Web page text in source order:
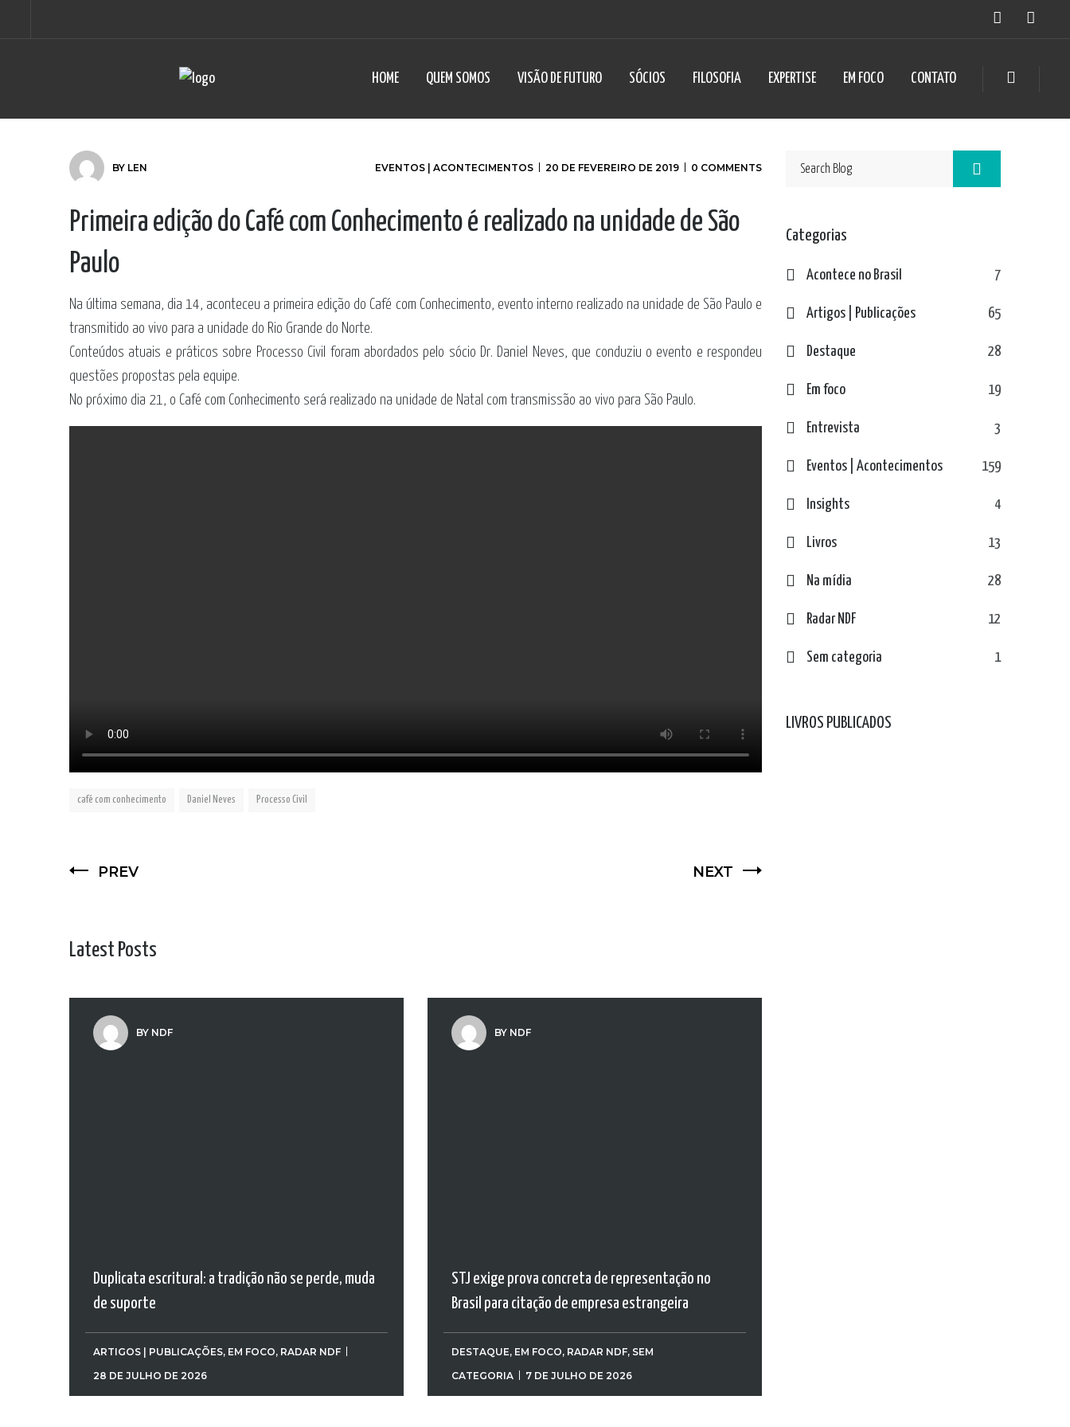
HOME QUEM SOMOS VISÃO DE FUTURO SÓCIOS FILOSOFIA EXPERTISE EM FOCO CONTATO
BY LEN EVENTOS | ACONTECIMENTOS 20 DE FEVEREIRO DE 2019 0 COMMENTS
Primeira edição do Café com Conhecimento é realizado na unidade de São
Paulo
Na última semana, dia 14, aconteceu a primeira edição do Café com Conhecimento, evento interno realizado na unidade de São Paulo e
transmitido ao vivo para a unidade do Rio Grande do Norte.
Conteúdos atuais e práticos sobre Processo Civil foram abordados pelo sócio Dr. Daniel Neves, que conduziu o evento e respondeu
questões propostas pela equipe.
No próximo dia 21, o Café com Conhecimento será realizado na unidade de Natal com transmissão ao vivo para São Paulo.
café com conhecimento Daniel Neves Processo Civil
PREV NEXT
Latest Posts
BY NDF
Duplicata escritural: a tradição não se perde, muda
de suporte
ARTIGOS | PUBLICAÇÕES, EM FOCO, RADAR NDF
28 DE JULHO DE 2026
BY NDF
STJ exige prova concreta de representação no
Brasil para citação de empresa estrangeira
DESTAQUE, EM FOCO, RADAR NDF, SEM
CATEGORIA
7 DE JULHO DE 2026
Categorias
Acontece no Brasil 7
Artigos | Publicações 65
Destaque 28
Em foco 19
Entrevista 3
Eventos | Acontecimentos 159
Insights 4
Livros 13
Na mídia 28
Radar NDF 12
Sem categoria 1
LIVROS PUBLICADOS